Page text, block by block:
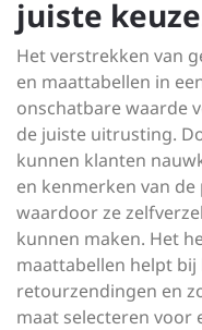
juiste
Het verstrekken van
en maattabellen in
onschatbare waarde
de juiste uitrusting.
kunnen klanten
en kenmerken van
waardoor ze
kunnen maken. Het
maattabellen helpt
retourzendingen en
maat selecteren voor